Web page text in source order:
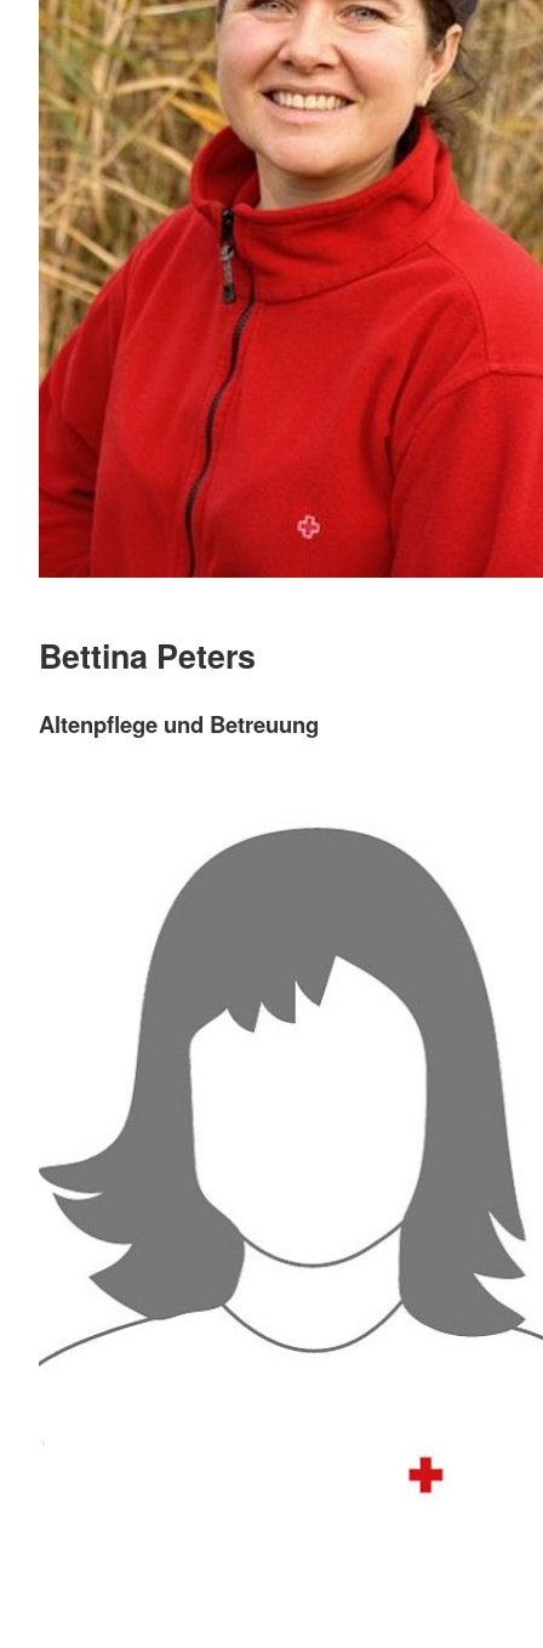
Bettina Peters
Altenpflege und Betreuung